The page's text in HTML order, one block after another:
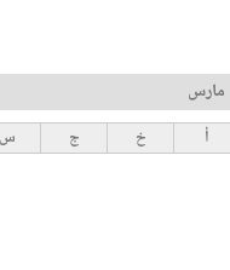
مارس
أ خ ج س